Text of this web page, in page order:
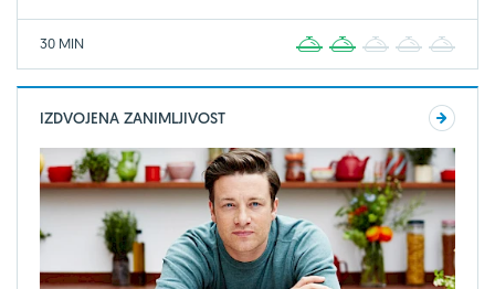
30 MIN 2 3 4
IZDVOJENA ZANIMLJIVOST